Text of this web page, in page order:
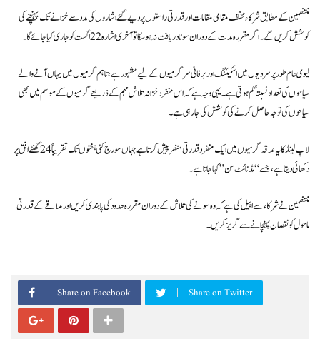
منتظمین کے مطابق شرکاء مختلف مقامی مقامات اور قدرتی راستوں پر دیے گئے اشاروں کی مدد سے خزانے تک پہنچنے کی
کوشش کریں گے۔ اگر مقررہ مدت کے دوران سونا دریافت نہ ہو سکا تو آخری اشارہ 22 اگست کو جاری کیا جائے گا۔
لیوی عام طور پر سردیوں میں اسکیئنگ اور برفانی سرگرمیوں کے لیے مشہور ہے، تاہم گرمیوں میں یہاں آنے والے
سیاحوں کی تعداد نسبتاً کم ہوتی ہے۔ یہی وجہ ہے کہ اس منفرد خزانہ تلاش مہم کے ذریعے گرمیوں کے موسم میں بھی
سیاحوں کی توجہ حاصل کرنے کی کوشش کی جا رہی ہے۔
لاپ لینڈ کا یہ علاقہ گرمیوں میں ایک منفرد قدرتی منظر پیش کرتا ہے جہاں سورج کئی ہفتوں تک تقریباً 24 گھنٹے افق پر
دکھائی دیتا ہے، جسے “مڈنائٹ سن” کہا جاتا ہے۔
منتظمین نے شرکاء سے اپیل کی ہے کہ وہ سونے کی تلاش کے دوران مقررہ حدود کی پابندی کریں اور علاقے کے قدرتی
ماحول کو نقصان پہنچانے سے گریز کریں۔
Share on Facebook Share on Twitter